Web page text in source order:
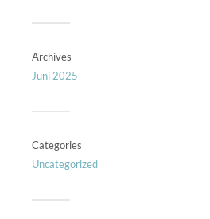
Archives
Juni 2025
Categories
Uncategorized